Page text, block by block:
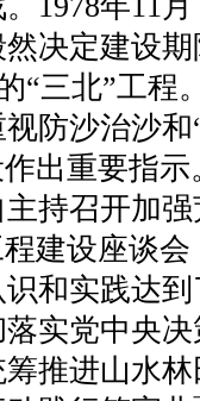
决定建设
“三北”工程
防沙治沙
出重要指
持召开加
建设座谈
和实践达
实党中央
推进山水